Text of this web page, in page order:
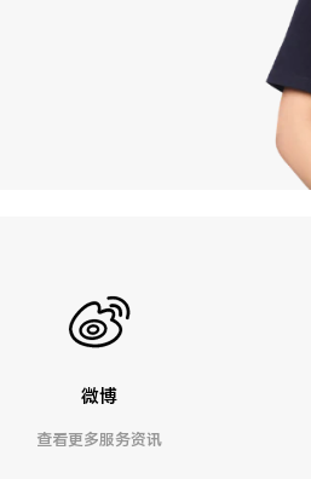
微博
查看更多服务资讯